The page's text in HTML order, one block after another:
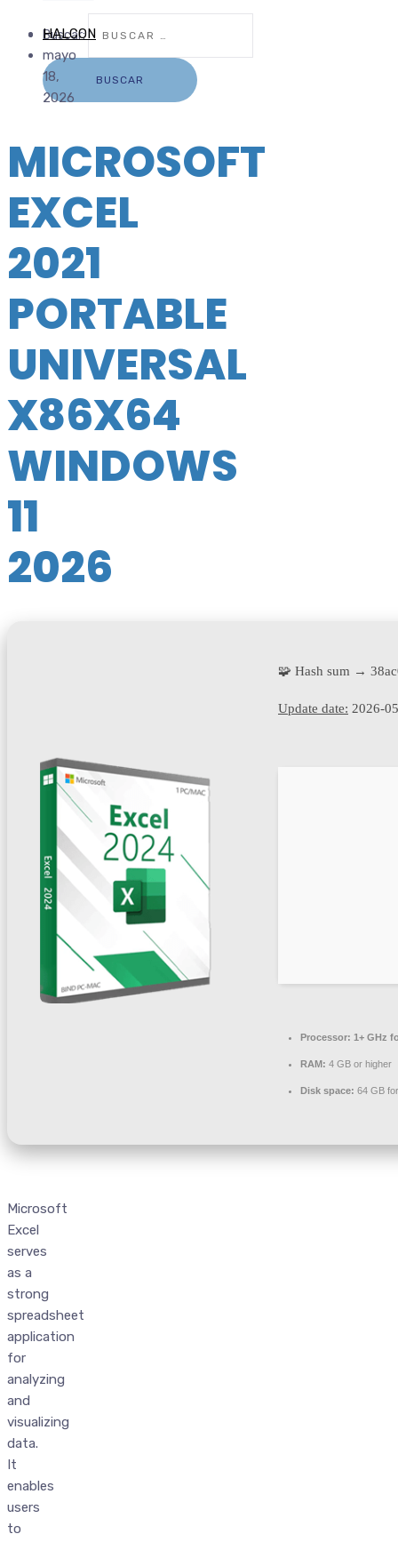
Buscar:
HALCON
mayo
18,
2026
MICROSOFT
EXCEL
2021
PORTABLE
UNIVERSAL
X86X64
WINDOWS
11
2026
🧩 Hash sum →
Update date: 2026-
Processor: 1+ GHz
RAM: 4 GB or higher
Disk space: 64 GB
Microsoft
Excel
serves
as a
strong
spreadsheet
application
for
analyzing
and
visualizing
data.
It
enables
users
to